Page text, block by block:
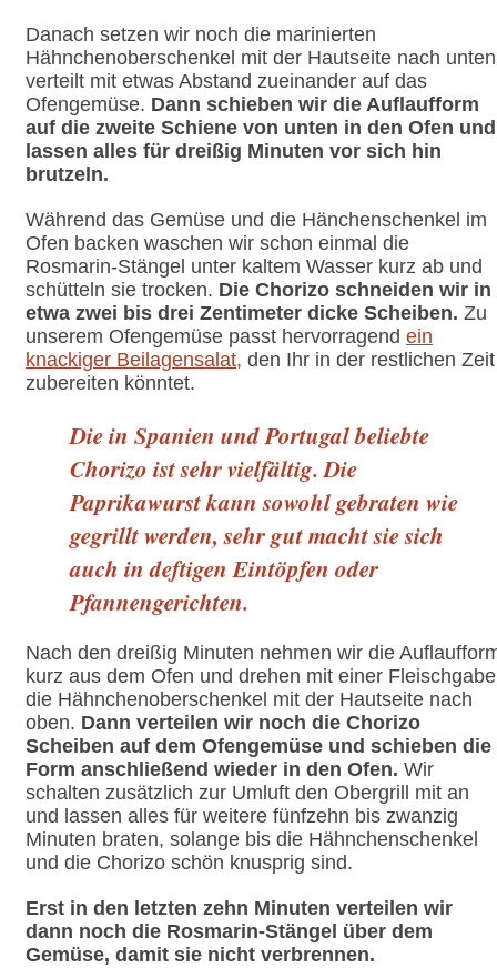
Danach setzen wir noch die marinierten
Hähnchenoberschenkel mit der Hautseite nach
verteilt mit etwas Abstand zueinander auf das
Ofengemüse. Dann schieben wir die Auflaufform
auf die zweite Schiene von unten in den Ofen und
lassen alles für dreißig Minuten vor sich hin
brutzeln.
Während das Gemüse und die Hänchenschenkel im
Ofen backen waschen wir schon einmal die
Rosmarin-Stängel unter kaltem Wasser kurz ab und
schütteln sie trocken. Die Chorizo schneiden wir in
etwa zwei bis drei Zentimeter dicke Scheiben. Zu
unserem Ofengemüse passt hervorragend ein
knackiger Beilagensalat, den Ihr in der restlichen Zeit
zubereiten könntet.
Die in Spanien und Portugal beliebte
Chorizo ist sehr vielfältig. Die
Paprikawurst kann sowohl gebraten wie
gegrillt werden, sehr gut macht sie sich
auch in deftigen Eintöpfen oder
Pfannengerichten.
Nach den dreißig Minuten nehmen wir die
kurz aus dem Ofen und drehen mit einer
die Hähnchenoberschenkel mit der Hautseite nach
oben. Dann verteilen wir noch die Chorizo
Scheiben auf dem Ofengemüse und schieben die
Form anschließend wieder in den Ofen. Wir
schalten zusätzlich zur Umluft den Obergrill mit an
und lassen alles für weitere fünfzehn bis zwanzig
Minuten braten, solange bis die Hähnchenschenkel
und die Chorizo schön knusprig sind.
Erst in den letzten zehn Minuten verteilen wir
dann noch die Rosmarin-Stängel über dem
Gemüse, damit sie nicht verbrennen.